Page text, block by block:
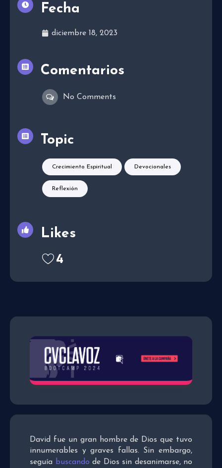
David fue un gran hombre de Dios que tuvo
innumerables y graves fallas. Sin embargo,
seguía buscando de Dios sin desanimarse, no
Fecha
diciembre 18, 2023
Comentarios
No Comments
Topic
Crecimiento Espiritual Devocionales
Reflexión
Likes
4